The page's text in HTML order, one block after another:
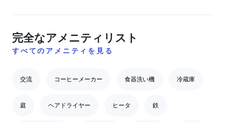
完全なアメニティリスト
すべてのアメニティを見る
交流 コーヒーメーカー 食器洗い機 冷蔵庫
庭 ヘアドライヤー ヒータ 鉄